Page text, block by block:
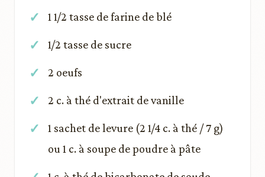
1 1/2 tasse de farine de blé
1/2 tasse de sucre
2 oeufs
2 c. à thé d'extrait de vanille
1 sachet de levure (2 1/4 c. à thé / 7 g)
ou 1 c. à soupe de poudre à pâte